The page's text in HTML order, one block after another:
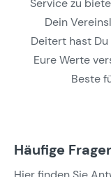
Service zu
Dein
Deitert hast
Eure Werte
Beste
Häufige